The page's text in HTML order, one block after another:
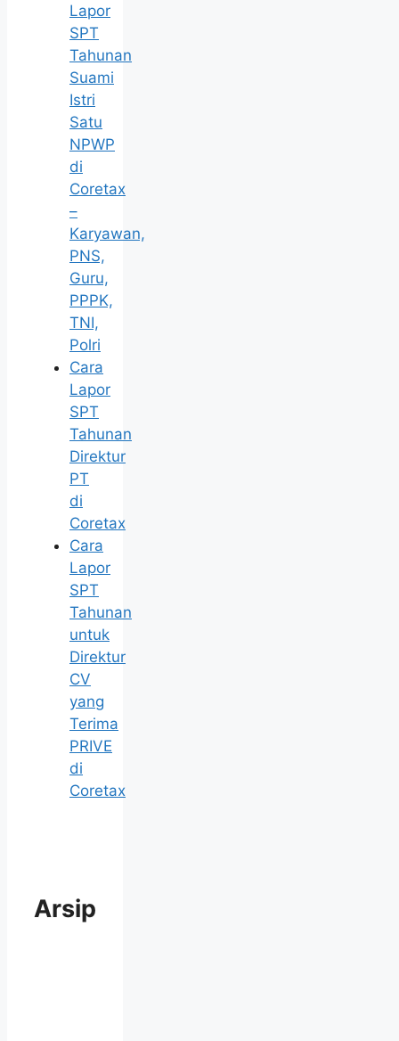
Lapor
SPT
Tahunan
Suami
Istri
Satu
NPWP
di
Coretax
–
Karyawan,
PNS,
Guru,
PPPK,
TNI,
Polri
Cara
Lapor
SPT
Tahunan
Direktur
PT
di
Coretax
Cara
Lapor
SPT
Tahunan
untuk
Direktur
CV
yang
Terima
PRIVE
di
Coretax
Arsip